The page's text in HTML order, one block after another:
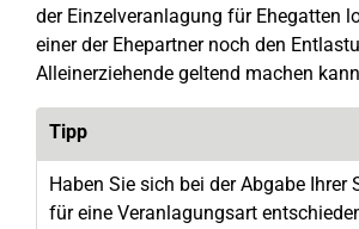
der Einzelveranlagung für Ehegatten
einer der Ehepartner noch den
Alleinerziehende geltend machen
Tipp
Haben Sie sich bei der Abgabe Ihrer
für eine Veranlagungsart